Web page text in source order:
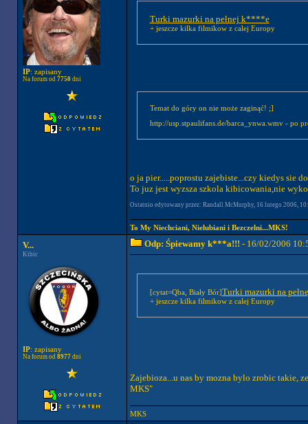
IP: zapisany
Na forum od 7750dni
Turki mazurki na pełnej k****e
+ jeszcze kilka filmikow z calej Europy
Temat do góry on nie może zaginąć! ;]
http://usp.stpaulifans.de/barca_ynwa.wmv - po
o ja pier.....poprostu zajebiste...czy kiedys sie
To juz jest wyzsza szkola kibicowania,nie
Ostatnio edytowany przez: Randall McMurphy, 16 lutego 2006,
To My Niechciani, Nielubiani i Bezczelni...MKS!
V...
Kibic
IP: zapisany
Na forum od 8977dni
Odp: Śpiewamy k***a!!! - 16/02/2006
[cytat=Qba, Biały Bór]Turki mazurki na
+ jeszcze kilka filmikow z calej Europy
Zajebioza...u nas by mozna bylo zrobic takie,
MKS"
MKS